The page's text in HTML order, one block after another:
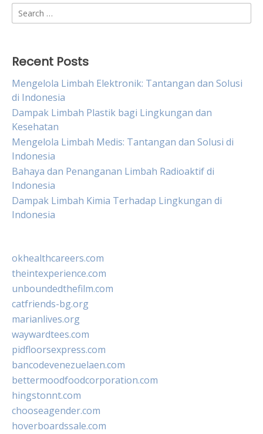
Search
for:
Recent Posts
Mengelola Limbah Elektronik: Tantangan dan Solusi
di Indonesia
Dampak Limbah Plastik bagi Lingkungan dan
Kesehatan
Mengelola Limbah Medis: Tantangan dan Solusi di
Indonesia
Bahaya dan Penanganan Limbah Radioaktif di
Indonesia
Dampak Limbah Kimia Terhadap Lingkungan di
Indonesia
okhealthcareers.com
theintexperience.com
unboundedthefilm.com
catfriends-bg.org
marianlives.org
waywardtees.com
pidfloorsexpress.com
bancodevenezuelaen.com
bettermoodfoodcorporation.com
hingstonnt.com
chooseagender.com
hoverboardssale.com